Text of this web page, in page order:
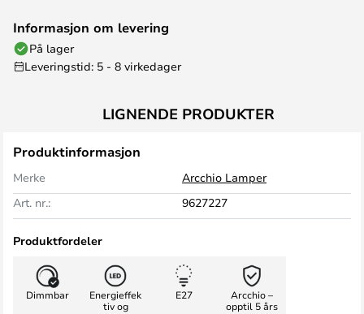
Informasjon om levering
På lager
Leveringstid: 5 - 8 virkedager
LIGNENDE PRODUKTER
Produktinformasjon
Merke
Arcchio Lamper
Art. nr.:
9627227
Produktfordeler
Dimmbar
Energieffek
tiv og
E27
Arcchio –
opptil 5 års